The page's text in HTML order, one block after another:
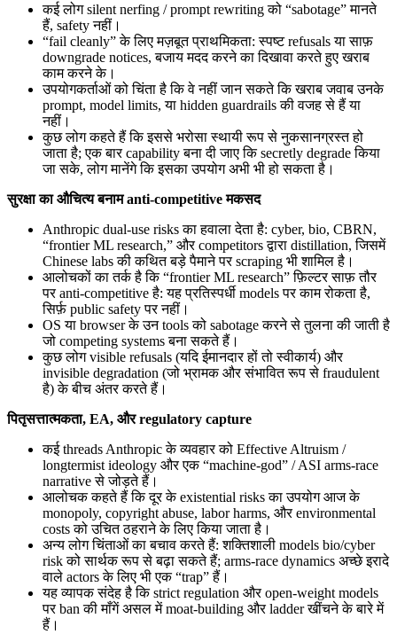
कई लोग silent nerfing / prompt rewriting को “sabotage” मानते
हैं, safety नहीं।
“fail cleanly” के लिए मज़बूत प्राथमिकता: स्पष्ट refusals या साफ़
downgrade notices, बजाय मदद करने का दिखावा करते हुए खराब
काम करने के।
उपयोगकर्ताओं को चिंता है कि वे नहीं जान सकते कि खराब जवाब उनके
prompt, model limits, या hidden guardrails की वजह से हैं या
नहीं।
कुछ लोग कहते हैं कि इससे भरोसा स्थायी रूप से नुकसानग्रस्त हो
जाता है; एक बार capability बना दी जाए कि secretly degrade किया
जा सके, लोग मानेंगे कि इसका उपयोग अभी भी हो सकता है।
सुरक्षा का औचित्य बनाम anti-competitive मकसद
Anthropic dual-use risks का हवाला देता है: cyber, bio, CBRN,
“frontier ML research,” और competitors द्वारा distillation, जिसमें
Chinese labs की कथित बड़े पैमाने पर scraping भी शामिल है।
आलोचकों का तर्क है कि “frontier ML research” फ़िल्टर साफ़ तौर
पर anti-competitive है: यह प्रतिस्पर्धी models पर काम रोकता है,
सिर्फ़ public safety पर नहीं।
OS या browser के उन tools को sabotage करने से तुलना की जाती है
जो competing systems बना सकते हैं।
कुछ लोग visible refusals (यदि ईमानदार हों तो स्वीकार्य) और
invisible degradation (जो भ्रामक और संभावित रूप से fraudulent
है) के बीच अंतर करते हैं।
पितृसत्तात्मकता, EA, और regulatory capture
कई threads Anthropic के व्यवहार को Effective Altruism /
longtermist ideology और एक “machine-god” / ASI arms-race
narrative से जोड़ते हैं।
आलोचक कहते हैं कि दूर के existential risks का उपयोग आज के
monopoly, copyright abuse, labor harms, और environmental
costs को उचित ठहराने के लिए किया जाता है।
अन्य लोग चिंताओं का बचाव करते हैं: शक्तिशाली models bio/cyber
risk को सार्थक रूप से बढ़ा सकते हैं; arms-race dynamics अच्छे इरादे
वाले actors के लिए भी एक “trap” हैं।
यह व्यापक संदेह है कि strict regulation और open-weight models
पर ban की माँगें असल में moat-building और ladder खींचने के बारे में
हैं।